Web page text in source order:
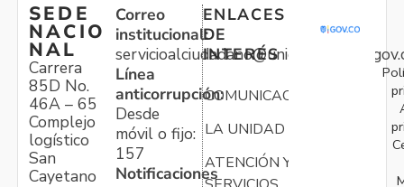
SEDE
NACIO
NAL
Carrera
85D No.
46A – 65
Complejo
logístico
San
Cayetano
Correo
institucional:
Línea
anticorrupción:
Desde
móvil o fijo:
157
Notificaciones
ENLACES
DE
INTERÉS
COMUNICACIONES
LA UNIDAD
ATENCIÓN Y